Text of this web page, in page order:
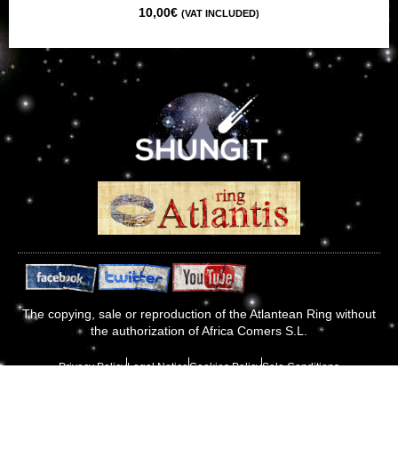
10,00€ (VAT INCLUDED)
The copying, sale or reproduction of the Atlantean Ring without
the authorization of Africa Comers S.L.
Privacy PolicyLegal NoticeCookies PolicySale Conditions